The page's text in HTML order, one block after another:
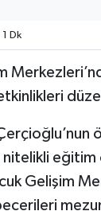
Dk
Gelişim